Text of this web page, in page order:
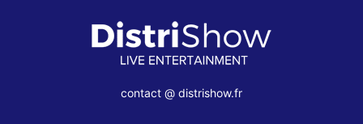
contact @ distrishow.fr